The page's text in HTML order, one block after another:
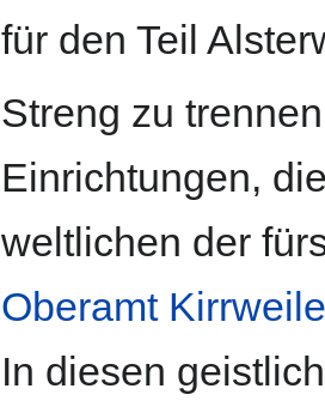
für den Teil
Streng zu
Einrichtungen,
weltlichen der
Oberamt
In diesen